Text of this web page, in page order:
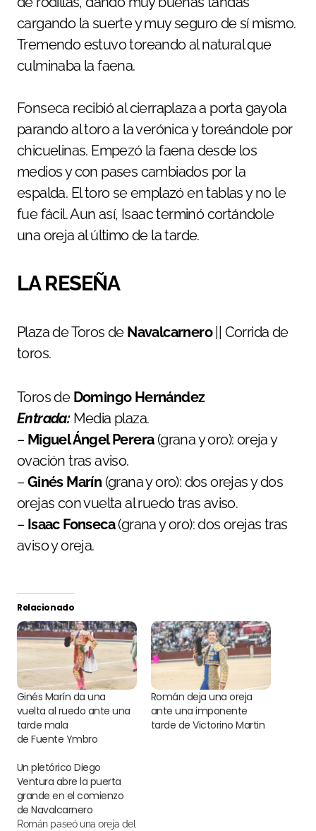
cargando la suerte y muy seguro de sí mismo.
Tremendo estuvo toreando al natural que
culminaba la faena.
Fonseca recibió al cierraplaza a porta gayola
parando al toro a la verónica y toreándole por
chicuelinas. Empezó la faena desde los
medios y con pases cambiados por la
espalda. El toro se emplazó en tablas y no le
fue fácil. Aun así, Isaac terminó cortándole
una oreja al último de la tarde.
LA RESEÑA
Plaza de Toros de Navalcarnero|| Corrida de
toros.
Toros de Domingo Hernández
Entrada:Media plaza.
– Miguel Ángel Perera(grana y oro): oreja y
ovación tras aviso.
–Ginés Marín (grana y oro): dos orejas y dos
orejas con vuelta al ruedo tras aviso.
– Isaac Fonseca(grana y oro): dos orejas tras
aviso y oreja.
Relacionado
Ginés Marín da una
vuelta al ruedo ante una
tarde mala
de Fuente Ymbro
Román deja una oreja
ante una imponente
tarde de Victorino Martin
Un pletórico Diego
Ventura abre la puerta
grande en el comienzo
de Navalcarnero
Román paseó una oreja del